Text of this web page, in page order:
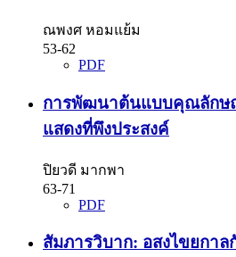
ณพงศ หอมแย้ม
53-62
PDF
การพัฒนาต้นแบบคุณลักษ
แสดงที่พึงประสงค์
ปิยวดี มากพา
63-71
PDF
สัมภารวิบาก: อสงไขยกา